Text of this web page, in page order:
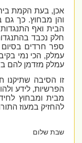
אכן, בעת הקמת בית
והן מבחוץ. כך גם
הבית ואף התנגדות
חלק נכבד
ספר חרדים בסיום
עמלק, הכי נמי
עמלק מזדמן להם
זו הסיבה שתיקנו
הפרשיות, לידע
מבית ומבחוץ
להחזיק במעוז
שבת שלום